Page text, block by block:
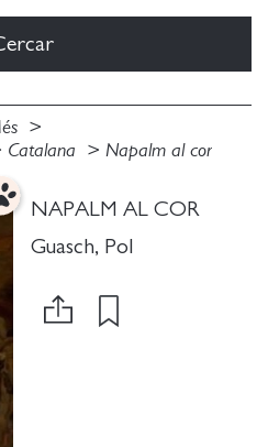
Catalana Napalm al cor
NAPALM AL COR
Guasch, Pol